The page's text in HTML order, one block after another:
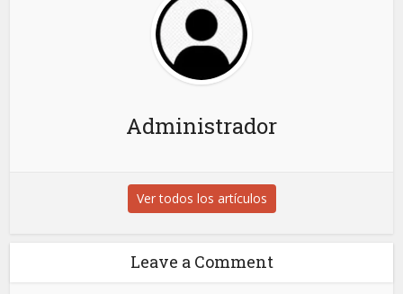
Administrador
Ver todos los artículos
Leave a Comment